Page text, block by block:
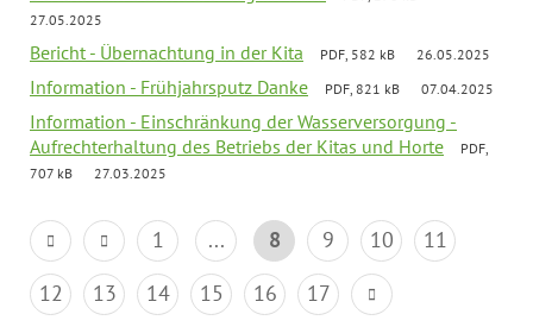
27.05.2025
Bericht - Übernachtung in der Kita PDF, 582 kB 26.05.2025
Information - Frühjahrsputz Danke PDF, 821 kB 07.04.2025
Information - Einschränkung der Wasserversorgung -
Aufrechterhaltung des Betriebs der Kitas und Horte
PDF,
707 kB
27.03.2025
1 ... 8 9 10
11
12
13 14 15 16 17